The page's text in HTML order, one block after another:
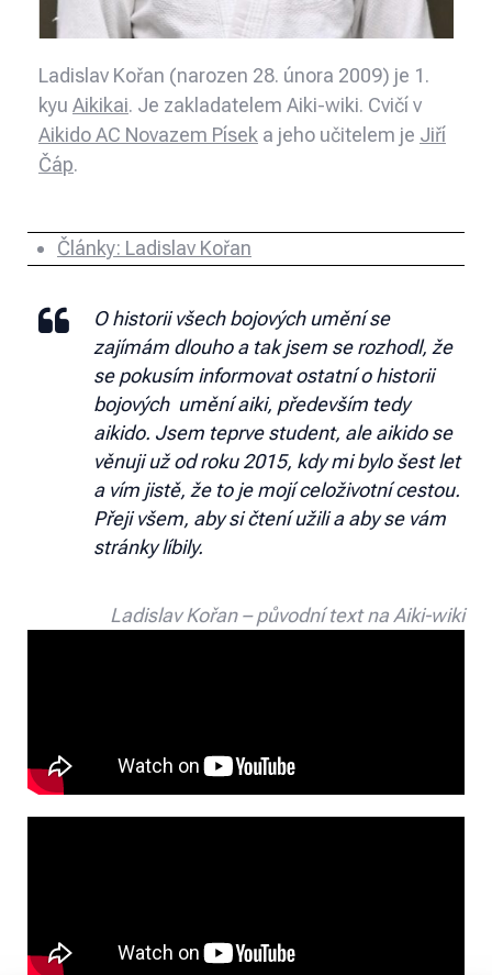
Ladislav Kořan (narozen 28. února 2009) je 1.
kyu Aikikai. Je zakladatelem Aiki-wiki. Cvičí v
Aikido AC Novazem Písek a jeho učitelem je Jiří
Čáp.
Články: Ladislav Kořan
O historii všech bojových umění se
zajímám dlouho a tak jsem se rozhodl, že
se pokusím informovat ostatní o historii
bojových umění aiki, především tedy
aikido. Jsem teprve student, ale aikido se
věnuji už od roku 2015, kdy mi bylo šest let
a vím jistě, že to je mojí celoživotní cestou.
Přeji všem, aby si čtení užili a aby se vám
stránky líbily.
Ladislav Kořan – původní text na Aiki-wiki